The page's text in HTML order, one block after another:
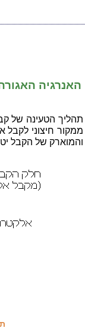
האנרגיה
תהליך הטעינה של
ממקור חיצוני
והמוארק של הקבל